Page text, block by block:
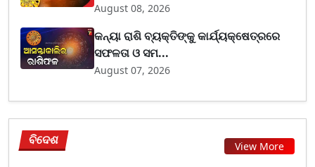
August 08, 2026
କନ୍ୟା ରାଶି ବ୍ୟକ୍ତିଙ୍କୁ କାର୍ଯ୍ୟକ୍ଷେତ୍ରରେ
ସଫଳତା ଓ ସମ...
August 07, 2026
ବିଦେଶ View More